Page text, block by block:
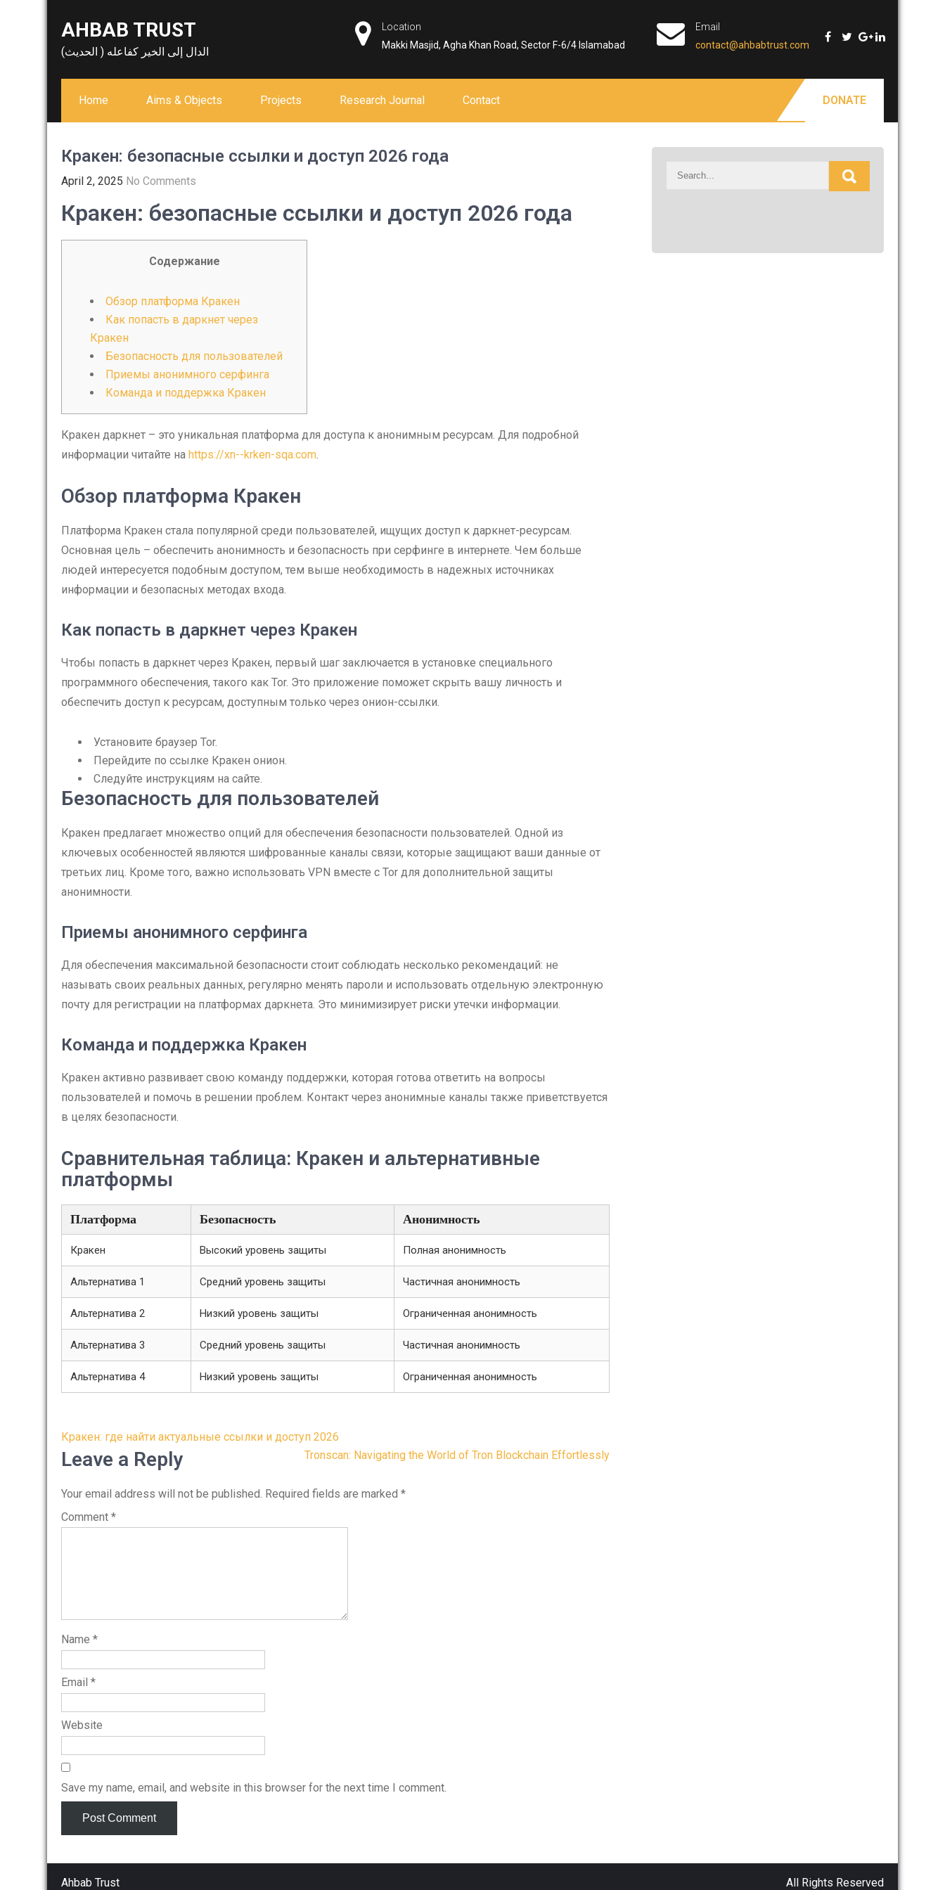
AHBAB TRUST
الدال إلى الخير كفاعله ( الحديث)
Location
Makki Masjid, Agha Khan Road, Sector F-6/4 Islamabad
Email
contact@ahbabtrust.com
Home Aims & Objects Projects Research Journal Contact DONATE
Кракен: безопасные ссылки и доступ 2026 года
April 2, 2025 No Comments
Кракен: безопасные ссылки и доступ 2026 года
Содержание
Обзор платформа Кракен
Как попасть в даркнет через
Кракен
Безопасность для пользователей
Приемы анонимного серфинга
Команда и поддержка Кракен
Кракен даркнет – это уникальная платформа для доступа к анонимным ресурсам. Для подробной
информации читайте на https://xn--krken-sqa.com.
Обзор платформа Кракен
Платформа Кракен стала популярной среди пользователей, ищущих доступ к даркнет-ресурсам.
Основная цель – обеспечить анонимность и безопасность при серфинге в интернете. Чем больше
людей интересуется подобным доступом, тем выше необходимость в надежных источниках
информации и безопасных методах входа.
Как попасть в даркнет через Кракен
Чтобы попасть в даркнет через Кракен, первый шаг заключается в установке специального
программного обеспечения, такого как Tor. Это приложение поможет скрыть вашу личность и
обеспечить доступ к ресурсам, доступным только через онион-ссылки.
Установите браузер Tor.
Перейдите по ссылке Кракен онион.
Следуйте инструкциям на сайте.
Безопасность для пользователей
Кракен предлагает множество опций для обеспечения безопасности пользователей. Одной из
ключевых особенностей являются шифрованные каналы связи, которые защищают ваши данные от
третьих лиц. Кроме того, важно использовать VPN вместе с Tor для дополнительной защиты
анонимности.
Приемы анонимного серфинга
Для обеспечения максимальной безопасности стоит соблюдать несколько рекомендаций: не
называть своих реальных данных, регулярно менять пароли и использовать отдельную электронную
почту для регистрации на платформах даркнета. Это минимизирует риски утечки информации.
Команда и поддержка Кракен
Кракен активно развивает свою команду поддержки, которая готова ответить на вопросы
пользователей и помочь в решении проблем. Контакт через анонимные каналы также приветствуется
в целях безопасности.
Сравнительная таблица: Кракен и альтернативные
платформы
Платформа Безопасность Анонимность
Кракен Высокий уровень защиты Полная анонимность
Альтернатива 1 Средний уровень защиты Частичная анонимность
Альтернатива 2 Низкий уровень защиты Ограниченная анонимность
Альтернатива 3 Средний уровень защиты Частичная анонимность
Альтернатива 4 Низкий уровень защиты Ограниченная анонимность
Post
navigation
Кракен: где найти актуальные ссылки и доступ 2026
Tronscan: Navigating the World of Tron Blockchain Effortlessly
Leave a Reply
Your email address will not be published. Required fields are marked *
Comment *
Name *
Email *
Website
Save my name, email, and website in this browser for the next time I comment.
Ahbab Trust All Rights Reserved